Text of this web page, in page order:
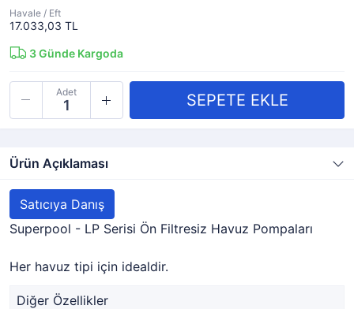
Havale / Eft
17.033,03 TL
3Günde Kargoda
Adet
Ürün Açıklaması
Satıcıya Danış
Superpool - LP Serisi Ön Filtresiz Havuz Pompaları
Her havuz tipi için idealdir.
Diğer Özellikler